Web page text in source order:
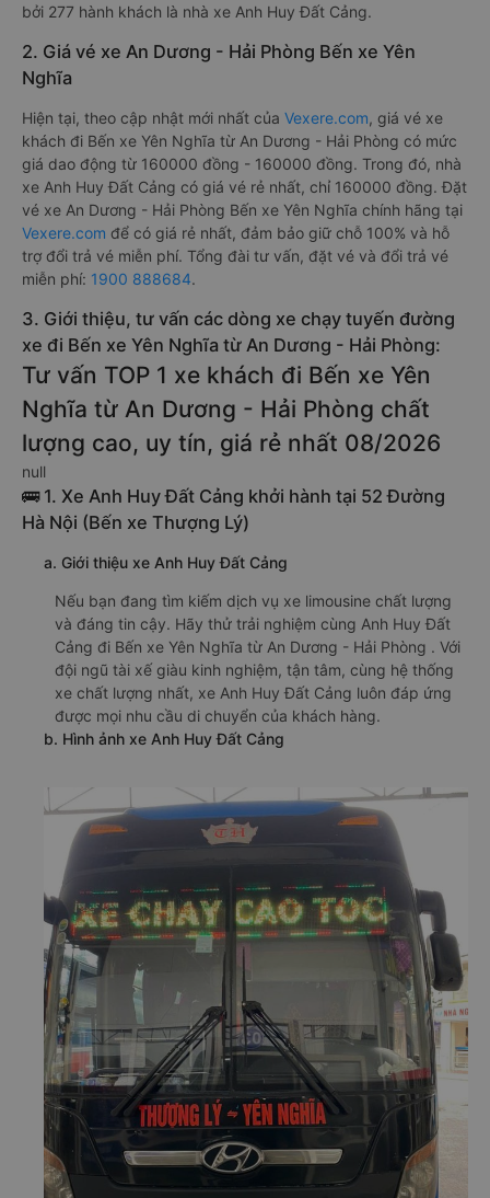
bởi 277 hành khách là nhà xe Anh Huy Đất Cảng.
2. Giá vé xe An Dương - Hải Phòng Bến xe Yên
Nghĩa
Hiện tại, theo cập nhật mới nhất của Vexere.com, giá vé xe
khách đi Bến xe Yên Nghĩa từ An Dương - Hải Phòng có mức
giá dao động từ 160000 đồng - 160000 đồng. Trong đó, nhà
xe Anh Huy Đất Cảng có giá vé rẻ nhất, chỉ 160000 đồng. Đặt
vé xe An Dương - Hải Phòng Bến xe Yên Nghĩa chính hãng tại
Vexere.com để có giá rẻ nhất, đảm bảo giữ chỗ 100% và hỗ
trợ đổi trả vé miễn phí. Tổng đài tư vấn, đặt vé và đổi trả vé
miễn phí: 1900 888684.
3. Giới thiệu, tư vấn các dòng xe chạy tuyến đường
xe đi Bến xe Yên Nghĩa từ An Dương - Hải Phòng:
Tư vấn TOP 1 xe khách đi Bến xe Yên
Nghĩa từ An Dương - Hải Phòng chất
lượng cao, uy tín, giá rẻ nhất 08/2026
null
🚌 1. Xe Anh Huy Đất Cảng khởi hành tại 52 Đường
Hà Nội (Bến xe Thượng Lý)
a. Giới thiệu xe Anh Huy Đất Cảng
Nếu bạn đang tìm kiếm dịch vụ xe limousine chất lượng
và đáng tin cậy. Hãy thử trải nghiệm cùng Anh Huy Đất
Cảng đi Bến xe Yên Nghĩa từ An Dương - Hải Phòng . Với
đội ngũ tài xế giàu kinh nghiệm, tận tâm, cùng hệ thống
xe chất lượng nhất, xe Anh Huy Đất Cảng luôn đáp ứng
được mọi nhu cầu di chuyển của khách hàng.
b. Hình ảnh xe Anh Huy Đất Cảng